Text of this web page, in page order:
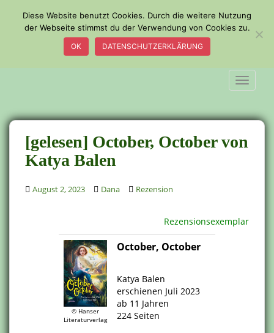
[gelesen] October, October von
Katya Balen
August 2, 2023 Dana Rezension
Rezensionsexemplar
© Hanser
Literaturverlag
October, October
Katya Balen
erschienen Juli 2023
ab 11 Jahren
224 Seiten
Diese Website benutzt Cookies. Durch die weitere Nutzung
der Webseite stimmst du der Verwendung von Cookies zu.
OK DATENSCHUTZERKLÄRUNG